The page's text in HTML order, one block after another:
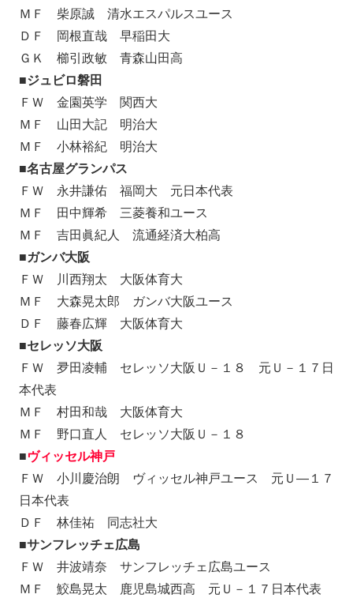
ＭＦ 柴原誠 清水エスパルスユース
ＤＦ 岡根直哉 早稲田大
ＧＫ 櫛引政敏 青森山田高
■ジュビロ磐田
ＦＷ 金園英学 関西大
ＭＦ 山田大記 明治大
ＭＦ 小林裕紀 明治大
■名古屋グランパス
ＦＷ 永井謙佑 福岡大 元日本代表
ＭＦ 田中輝希 三菱養和ユース
ＭＦ 吉田眞紀人 流通経済大柏高
■ガンバ大阪
ＦＷ 川西翔太 大阪体育大
ＭＦ 大森晃太郎 ガンバ大阪ユース
ＤＦ 藤春広輝 大阪体育大
■セレッソ大阪
ＦＷ 夛田凌輔 セレッソ大阪Ｕ－１８ 元Ｕ－１７日
本代表
ＭＦ 村田和哉 大阪体育大
ＭＦ 野口直人 セレッソ大阪Ｕ－１８
■ヴィッセル神戸
ＦＷ 小川慶治朗 ヴィッセル神戸ユース 元Ｕ―１７
日本代表
ＤＦ 林佳祐 同志社大
■サンフレッチェ広島
ＦＷ 井波靖奈 サンフレッチェ広島ユース
ＭＦ 鮫島晃太 鹿児島城西高 元Ｕ－１７日本代表